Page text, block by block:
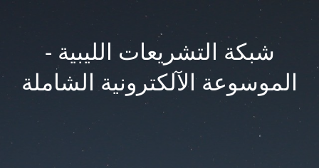
شبكة التشريعات الليبية -
الموسوعة الآلكترونية الشاملة